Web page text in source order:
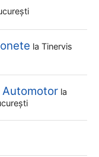
la Tinervis
Automotor la